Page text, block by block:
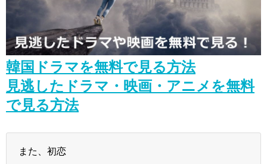
2026/07/25 JKS in Japan Chimiro live in Zepp Tokyo Toyosu pit #장
근석 #JangKeunSuk #チャン・グンソク
NEW!
NEW!
「違う（ちがう）・異なる」を韓国語では？「다르다（タルダ）」
の意味・使い方について
について
「退屈だ・暇だ」を韓国語では？「심심하다（シムシマダ）」の意
味・使い方について
■韓国ドラマ『キング～Two Hearts』予告動画（日本語字幕）につい
て
yoon kyun sang
Healing in Seoul Forest (서울숲)
ユン・ギュンサン主演「潜入弁護人」第1回特別公開！
韓国ドラマを無料で見る方法
見逃したドラマ・映画・アニメを無料
で見る方法
また、初恋